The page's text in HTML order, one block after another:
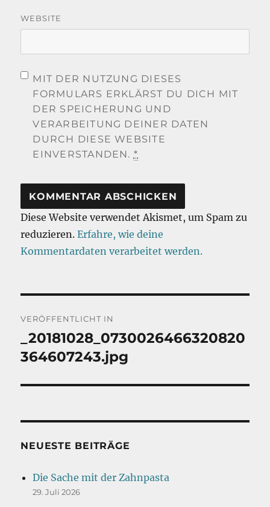
WEBSITE
MIT DER NUTZUNG DIESES
FORMULARS ERKLÄRST DU DICH MIT
DER SPEICHERUNG UND
VERARBEITUNG DEINER DATEN
DURCH DIESE WEBSITE
EINVERSTANDEN. *
Diese Website verwendet Akismet, um Spam zu
reduzieren.Erfahre, wie deine
Kommentardaten verarbeitet werden.
VERÖFFENTLICHT IN
_20181028_0730026466320820
364607243.jpg
NEUESTE BEITRÄGE
Die Sache mit der Zahnpasta
29. Juli 2026